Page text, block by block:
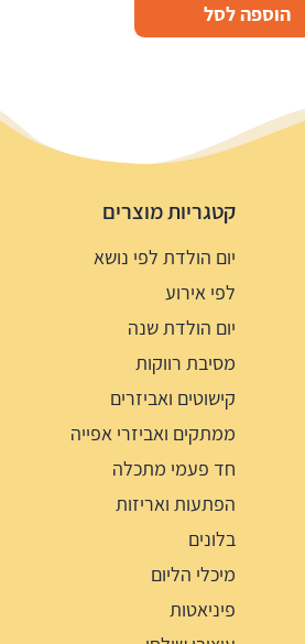
הוספה לסל
קטגריות מוצרים
יום הולדת לפי נושא
לפי אירוע
יום הולדת שנה
מסיבת רווקות
קישוטים ואביזרים
ממתקים ואביזרי אפייה
חד פעמי מתכלה
הפתעות ואריזות
בלונים
מיכלי הליום
פיניאטות